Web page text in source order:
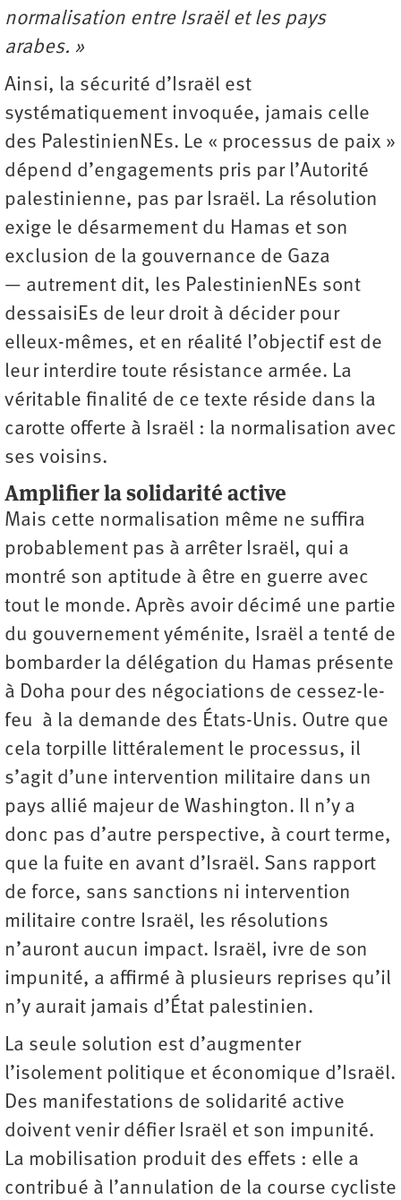
normalisation entre Israël et les pays
arabes. »
Ainsi, la sécurité d’Israël est
systématiquement invoquée, jamais celle
des PalestinienNEs. Le « processus de paix »
dépend d’engagements pris par l’Autorité
palestinienne, pas par Israël. La résolution
exige le désarmement du Hamas et son
exclusion de la gouvernance de Gaza
— autrement dit, les PalestinienNEs sont
dessaisiEs de leur droit à décider pour
elleux-mêmes, et en réalité l’objectif est de
leur interdire toute résistance armée. La
véritable finalité de ce texte réside dans la
carotte offerte à Israël : la normalisation avec
ses voisins.
Amplifier la solidarité active
Mais cette normalisation même ne suffira
probablement pas à arrêter Israël, qui a
montré son aptitude à être en guerre avec
tout le monde. Après avoir décimé une partie
du gouvernement yéménite, Israël a tenté de
bombarder la délégation du Hamas présente
à Doha pour des négociations de cessez-le-
feu à la demande des États-Unis. Outre que
cela torpille littéralement le processus, il
s’agit d’une intervention militaire dans un
pays allié majeur de Washington. Il n’y a
donc pas d’autre perspective, à court terme,
que la fuite en avant d’Israël. Sans rapport
de force, sans sanctions ni intervention
militaire contre Israël, les résolutions
n’auront aucun impact. Israël, ivre de son
impunité, a affirmé à plusieurs reprises qu’il
n’y aurait jamais d’État palestinien.
La seule solution est d’augmenter
l’isolement politique et économique d’Israël.
Des manifestations de solidarité active
doivent venir défier Israël et son impunité.
La mobilisation produit des effets : elle a
contribué à l’annulation de la course cycliste